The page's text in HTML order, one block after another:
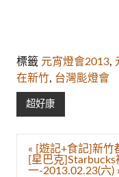
標籤 元宵燈會2013,
在新竹, 台灣颩燈會
超好康
文
章
導
« [遊記+食記]新竹
[星巴克
一-2013.02.23(六)